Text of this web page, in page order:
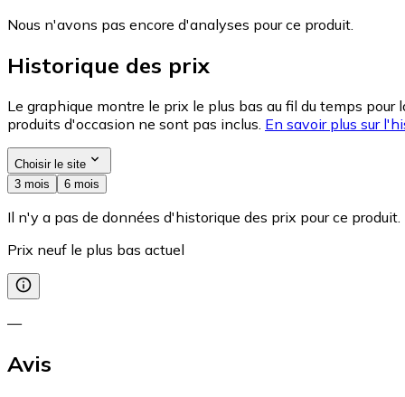
Nous n'avons pas encore d'analyses pour ce produit.
Historique des prix
Le graphique montre le prix le plus bas au fil du temps
produits d'occasion ne sont pas inclus. En savoir plus sur
Choisir le site
3 mois
6 mois
Il n'y a pas de données d'historique des prix pour ce produit.
Prix neuf le plus bas actuel
—
Avis